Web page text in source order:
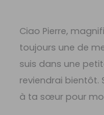
Ciao Pierre,
toujours une de
suis dans une
reviendrai bientôt.
à ta sœur pour